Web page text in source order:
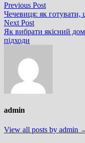
Навігація
записів
Previous PostPrevious
post:
Чечевиця: як готувати,
Next PostNext
post:
Як вибрати якісний
підходи
admin
View all posts by admin